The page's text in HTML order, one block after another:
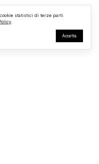
statistici di terze parti.
Accetta